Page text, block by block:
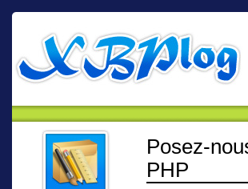
Posez-
PHP